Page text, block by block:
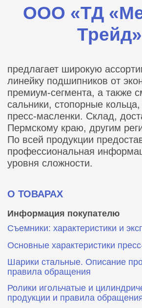
ООО «ТД
Трейд»
предлагает широкую
линейку подшипников от
премиум-сегмента, а также
сальники, стопорные
пресс-масленки. Склад,
Пермскому краю, другим
По всей продукции
профессиональная
уровня сложности.
О ТОВАРАХ
Информация покупателю
Съемники: характеристики и
Основные характеристики
Шарики стальные. Описание
правила обращения
Ролики игольчатые и
продукции и правила